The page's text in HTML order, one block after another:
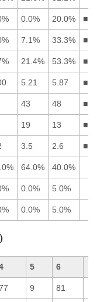
0.0% 20.0%
7.1% 33.3%
21.4% 53.3%
5.21 5.87
43 48
19 13
3.5 2.6
64.0% 40.0%
0.0% 5.0%
0.0% 5.0%
5 6
9 81